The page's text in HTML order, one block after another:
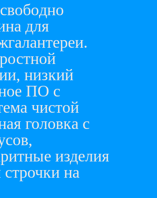
для
низкий
ПО с
чистой
головка с
изделия
на